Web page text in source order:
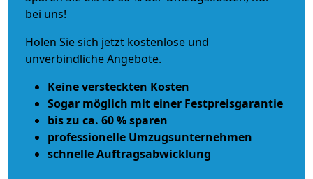
bei uns!
Holen Sie sich jetzt kostenlose und
unverbindliche Angebote.
Keine versteckten Kosten
Sogar möglich mit einer Festpreisgarantie
bis zu ca. 60 % sparen
professionelle Umzugsunternehmen
schnelle Auftragsabwicklung